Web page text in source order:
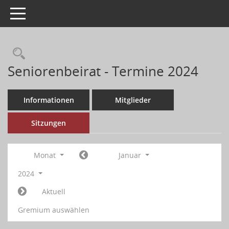
Toggle navigation
Seniorenbeirat - Termine 2024
Informationen Mitglieder
Sitzungen
Monat
Januar
2024
Aktuell
Gremium auswählen